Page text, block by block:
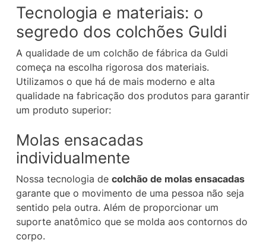
Tecnologia e materiais: o
segredo dos colchões Guldi
A qualidade de um colchão de fábrica da Guldi
começa na escolha rigorosa dos materiais.
Utilizamos o que há de mais moderno e alta
qualidade na fabricação dos produtos para garantir
um produto superior:
Molas ensacadas
individualmente
Nossa tecnologia de colchão de molas ensacadas
garante que o movimento de uma pessoa não seja
sentido pela outra. Além de proporcionar um
suporte anatômico que se molda aos contornos do
corpo.